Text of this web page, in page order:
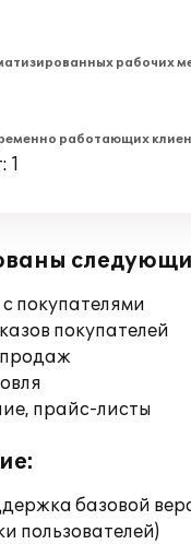
рабочих
работающих
1
покупателями
покупателей
прайс-листы
базовой
пользователей)